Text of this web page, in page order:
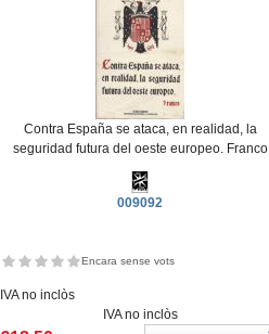
Contra España se ataca, en realidad, la
seguridad futura del oeste europeo. Franco
009092
Encara sense vots
IVA no inclòs
IVA no inclòs